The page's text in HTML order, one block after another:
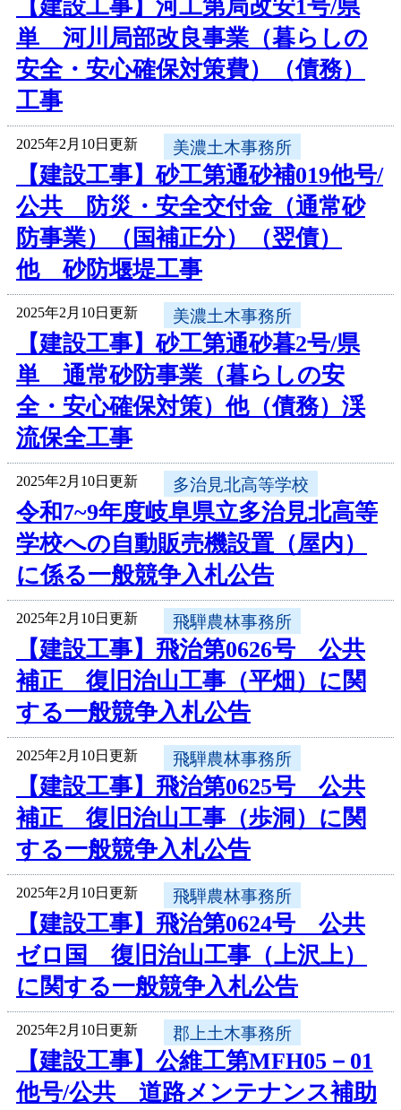
【建設工事】河工第局改安1号/県
単 河川局部改良事業（暮らしの
安全・安心確保対策費）（債務）
工事
2025年2月10日更新 美濃土木事務所
【建設工事】砂工第通砂補019他号/
公共 防災・安全交付金（通常砂
防事業）（国補正分）（翌債）
他 砂防堰堤工事
2025年2月10日更新 美濃土木事務所
【建設工事】砂工第通砂暮2号/県
単 通常砂防事業（暮らしの安
全・安心確保対策）他（債務）渓
流保全工事
2025年2月10日更新 多治見北高等学校
令和7~9年度岐阜県立多治見北高等
学校への自動販売機設置（屋内）
に係る一般競争入札公告
2025年2月10日更新 飛騨農林事務所
【建設工事】飛治第0626号 公共
補正 復旧治山工事（平畑）に関
する一般競争入札公告
2025年2月10日更新 飛騨農林事務所
【建設工事】飛治第0625号 公共
補正 復旧治山工事（歩洞）に関
する一般競争入札公告
2025年2月10日更新 飛騨農林事務所
【建設工事】飛治第0624号 公共
ゼロ国 復旧治山工事（上沢上）
に関する一般競争入札公告
2025年2月10日更新 郡上土木事務所
【建設工事】公維工第MFH05－01
他号/公共 道路メンテナンス補助